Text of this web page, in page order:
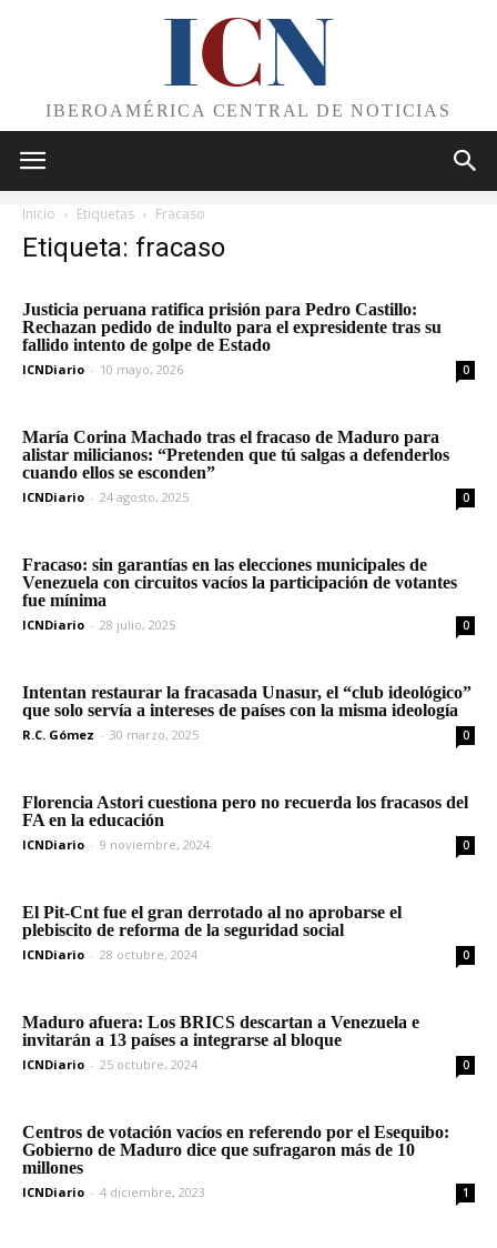
ICN
IBEROAMÉRICA CENTRAL DE NOTICIAS
Inicio Etiquetas Fracaso
Etiqueta: fracaso
Justicia peruana ratifica prisión para Pedro Castillo:
Rechazan pedido de indulto para el expresidente tras su
fallido intento de golpe de Estado
ICNDiario - 10 mayo, 2026 0
María Corina Machado tras el fracaso de Maduro para
alistar milicianos: “Pretenden que tú salgas a defenderlos
cuando ellos se esconden”
ICNDiario - 24 agosto, 2025 0
Fracaso: sin garantías en las elecciones municipales de
Venezuela con circuitos vacíos la participación de votantes
fue mínima
ICNDiario - 28 julio, 2025 0
Intentan restaurar la fracasada Unasur, el “club ideológico”
que solo servía a intereses de países con la misma ideología
R.C. Gómez - 30 marzo, 2025 0
Florencia Astori cuestiona pero no recuerda los fracasos del
FA en la educación
ICNDiario - 9 noviembre, 2024 0
El Pit-Cnt fue el gran derrotado al no aprobarse el
plebiscito de reforma de la seguridad social
ICNDiario - 28 octubre, 2024 0
Maduro afuera: Los BRICS descartan a Venezuela e
invitarán a 13 países a integrarse al bloque
ICNDiario - 25 octubre, 2024 0
Centros de votación vacíos en referendo por el Esequibo:
Gobierno de Maduro dice que sufragaron más de 10
millones
ICNDiario - 4 diciembre, 2023 1